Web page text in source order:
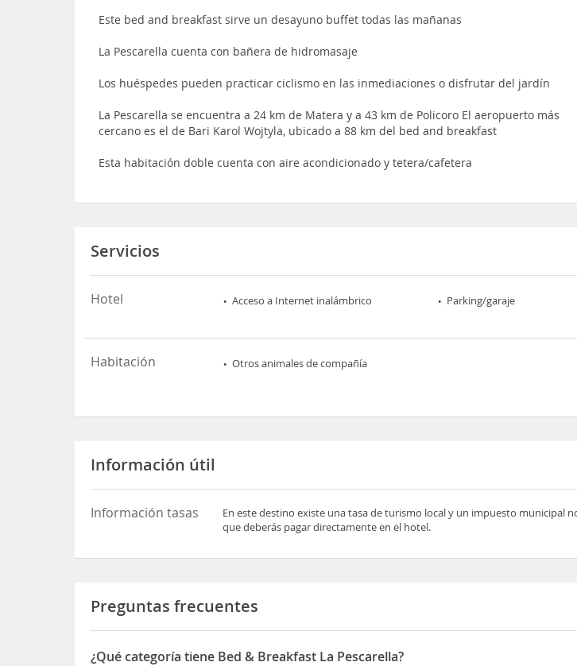
Este bed and breakfast sirve un desayuno buffet todas las mañanas
La Pescarella cuenta con bañera de hidromasaje
Los huéspedes pueden practicar ciclismo en las inmediaciones o disfrutar del jardín
La Pescarella se encuentra a 24 km de Matera y a 43 km de Policoro El aeropuerto más
cercano es el de Bari Karol Wojtyla, ubicado a 88 km del bed and breakfast
Esta habitación doble cuenta con aire acondicionado y tetera/cafetera
Servicios
Hotel Acceso a Internet inalámbrico Parking/garaje
Habitación Otros animales de compañía
Información útil
Información tasas
En este destino existe una tasa de turismo local y un impuesto municipal
que deberás pagar directamente en el hotel.
Preguntas frecuentes
¿Qué categoría tiene Bed & Breakfast La Pescarella?